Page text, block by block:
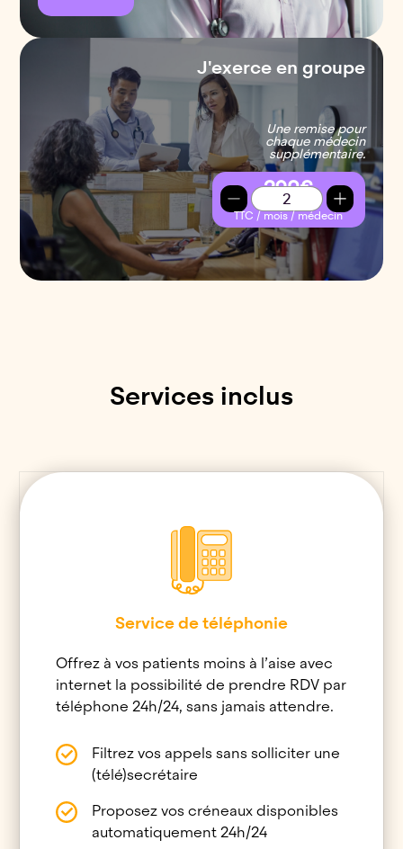
J'exerce en groupe
Une remise pour
chaque médecin
supplémentaire.
290€
TTC / mois / médecin
Services inclus
Service de téléphonie
Offrez à vos patients moins à l’aise avec
internet la possibilité de prendre RDV par
téléphone 24h/24, sans jamais attendre.
Filtrez vos appels sans solliciter une
(télé)secrétaire
Proposez vos créneaux disponibles
automatiquement 24h/24